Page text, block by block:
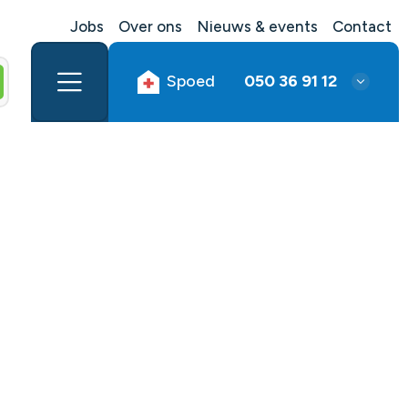
Jobs Over ons Nieuws & events Contact
Spoed 050 36 91 12